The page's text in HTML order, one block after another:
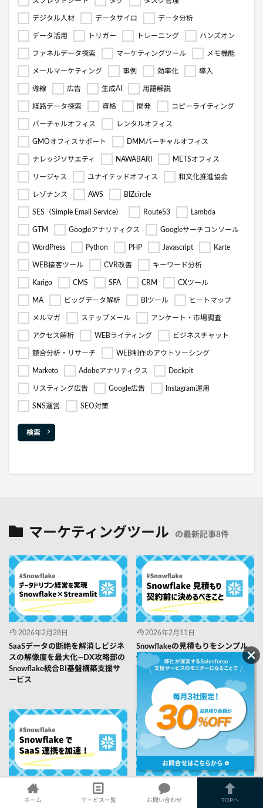
デジタル人材 データサイロ データ分析
データ活用 トリガー トレーニング ハンズオン
ファネルデータ探索 マーケティングツール メモ機能
メールマーケティング 事例 効率化 導入
導線 広告 生成AI 用語解説
経路データ探索 資格 開発 コピーライティング
バーチャルオフィス レンタルオフィス
GMOオフィスサポート DMMバーチャルオフィス
ナレッジソサエティ NAWABARI METSオフィス
リージャス ユナイテッドオフィス 和文化推進協会
レゾナンス AWS BIZcircle
SES（Simple Email Service） Route53 Lambda
GTM Googleアナリティクス Googleサーチコンソール
WordPress Python PHP Javascript Karte
WEB接客ツール CVR改善 キーワード分析
Karigo CMS SFA CRM CXツール
MA ビッグデータ解析 BIツール ヒートマップ
メルマガ ステップメール アンケート・市場調査
アクセス解析 WEBライティング ビジネスチャット
競合分析・リサーチ WEB制作のアウトソーシング
Marketo Adobeアナリティクス Dockpit
リスティング広告 Google広告 Instagram運用
SNS運営 SEO対策
検索
マーケティングツール の最新記事8件
2026年2月28日
SaaSデータの断絶を解消しビジネ
スの解像度を最大化―DX攻略部の
Snowflake統合BI基盤構築支援サ
ービス
2026年2月11日
Snowflakeの見積もりをシンプル
化する方法：契約前に決めるべき
前提と進め方
2026年2月11日
SnowflakeでSaaS連携を加速する
2026年2月9日
クエリ履歴の使い方：Snowflake
ホーム サービス一覧 お問い合わせ TOPへ